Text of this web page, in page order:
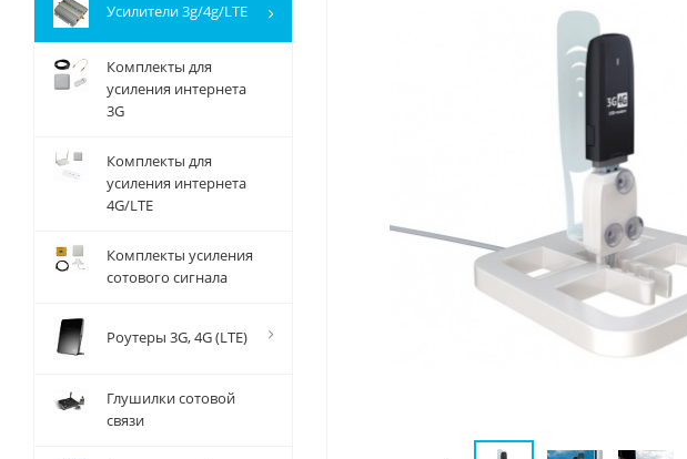
Усилители 3g/4g/LTE
Комплекты для
усиления интернета
3G
Комплекты для
усиления интернета
4G/LTE
Комплекты усиления
сотового сигнала
Роутеры 3G, 4G (LTE)
Глушилки сотовой
связи